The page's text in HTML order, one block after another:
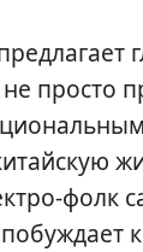
просто
фолк